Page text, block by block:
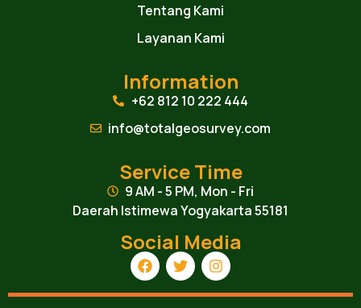
Tentang Kami
Layanan Kami
Information
+62 812 10 222 444
info@totalgeosurvey.com
Service Time
9 AM - 5 PM, Mon - Fri
Daerah Istimewa Yogyakarta 55181
Social Media